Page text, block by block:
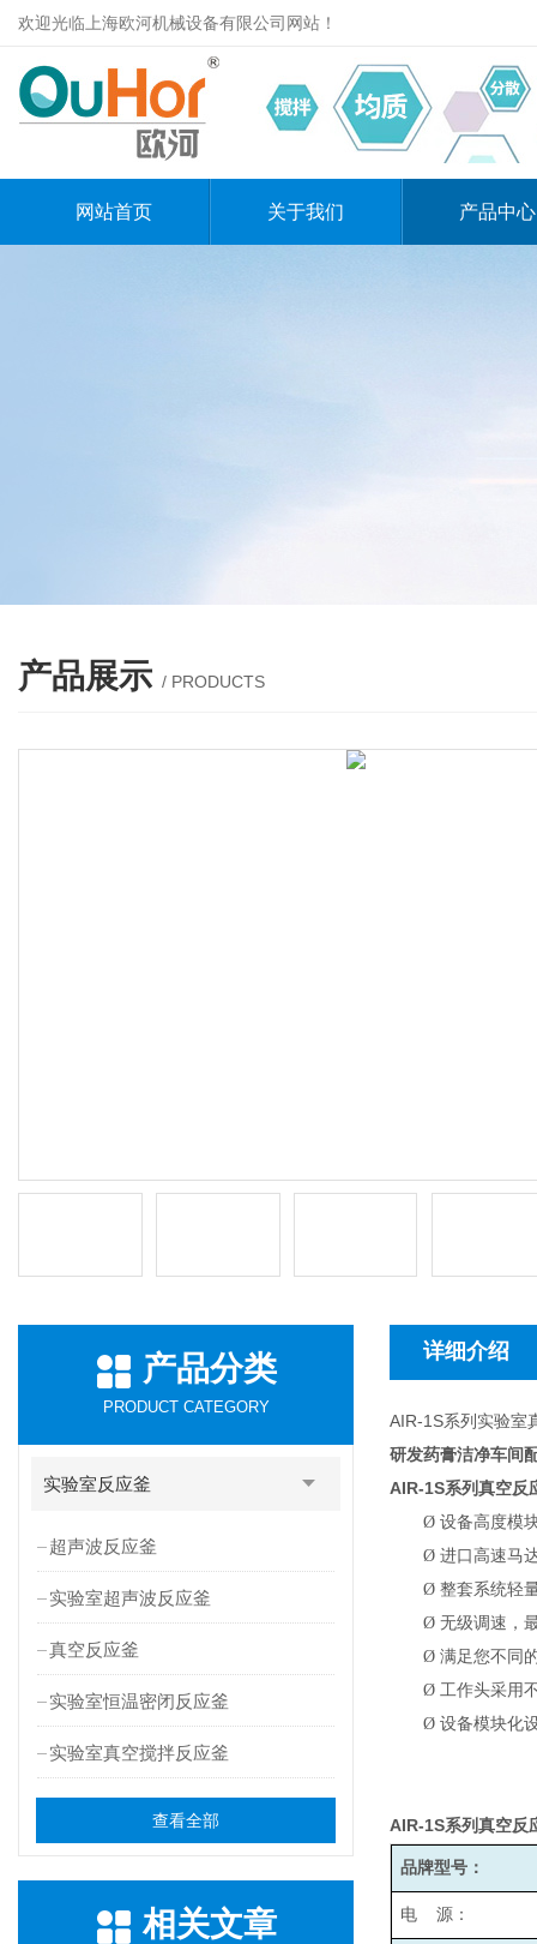
欢迎光临上海欧河机械设备有限公司网站！
网站首页 关于我们 产品中心
产品展示 / PRODUCTS
产品分类
PRODUCT CATEGORY
实验室反应釜
超声波反应釜
实验室超声波反应釜
真空反应釜
实验室恒温密闭反应釜
实验室真空搅拌反应釜
查看全部
相关文章
详细介绍
AIR-1S系列实验室
研发药膏洁净车间
AIR-1S系列真空反
Ø 设备高度模
Ø 进口高速马
Ø 整套系统轻
Ø 无级调速，
Ø 满足您不同
Ø 工作头采用
Ø 设备模块化
AIR-1S系列真空反
品牌型号：
电 源：